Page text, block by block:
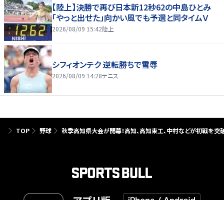
【陸上】決勝で再び日本新12秒62の中島ひとみ
「やっと出せた」向かい風でも予選と同タイムＶ
2026/08/09 15:42陸上
シフィオンテク 逆転勝ちで雪辱
2026/08/09 14:28テニス
TOP 野球 秋季高知県大会が開幕！高知、高知東工、中村などが初戦を突